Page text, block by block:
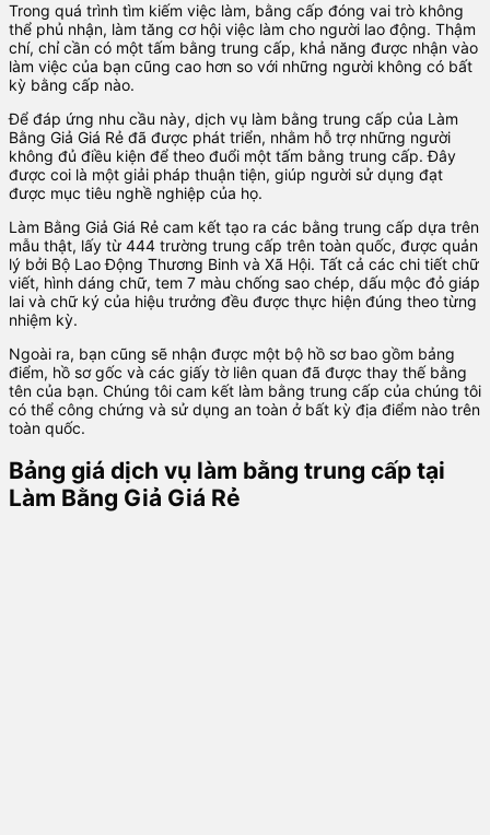
Trong quá trình tìm kiếm việc làm, bằng cấp đóng vai trò không
thể phủ nhận, làm tăng cơ hội việc làm cho người lao động. Thậm
chí, chỉ cần có một tấm bằng trung cấp, khả năng được nhận vào
làm việc của bạn cũng cao hơn so với những người không có bất
kỳ bằng cấp nào.
Để đáp ứng nhu cầu này, dịch vụ làm bằng trung cấp của Làm
Bằng Giả Giá Rẻ đã được phát triển, nhằm hỗ trợ những người
không đủ điều kiện để theo đuổi một tấm bằng trung cấp. Đây
được coi là một giải pháp thuận tiện, giúp người sử dụng đạt
được mục tiêu nghề nghiệp của họ.
Làm Bằng Giả Giá Rẻ cam kết tạo ra các bằng trung cấp dựa trên
mẫu thật, lấy từ 444 trường trung cấp trên toàn quốc, được quản
lý bởi Bộ Lao Động Thương Binh và Xã Hội. Tất cả các chi tiết chữ
viết, hình dáng chữ, tem 7 màu chống sao chép, dấu mộc đỏ giáp
lai và chữ ký của hiệu trưởng đều được thực hiện đúng theo từng
nhiệm kỳ.
Ngoài ra, bạn cũng sẽ nhận được một bộ hồ sơ bao gồm bảng
điểm, hồ sơ gốc và các giấy tờ liên quan đã được thay thế bằng
tên của bạn. Chúng tôi cam kết làm bằng trung cấp của chúng tôi
có thể công chứng và sử dụng an toàn ở bất kỳ địa điểm nào trên
toàn quốc.
Bảng giá dịch vụ làm bằng trung cấp tại
Làm Bằng Giả Giá Rẻ